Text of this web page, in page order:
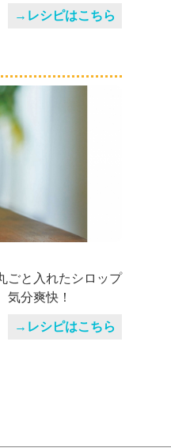
→レシピはこちら
ごと入れたシロップ
気分爽快！
→レシピはこちら